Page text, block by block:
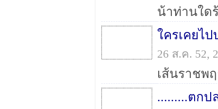
ใครเคยไ
26 ส.ค. 52,
.........ตกป